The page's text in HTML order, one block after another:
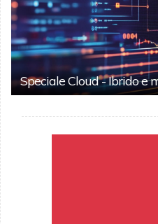
Speciale Cloud - Ibrido e